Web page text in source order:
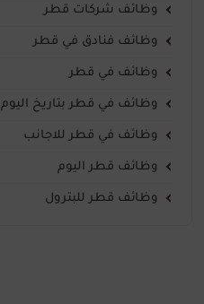
وظائف شركات قطر
وظائف فنادق في قطر
وظائف في قطر
وظائف في قطر بتاريخ اليوم
وظائف في قطر للاجانب
وظائف قطر اليوم
وظائف قطر للبترول